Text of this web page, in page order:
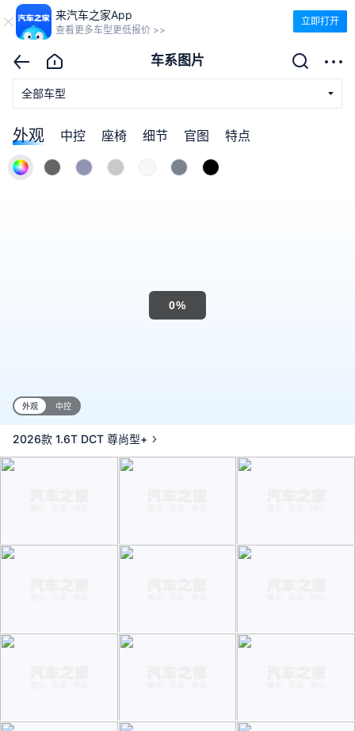
来汽车之家App
查看更多车型更低报价 >>
立即打开
车系图片
全部车型
外观 中控 座椅 细节 官图 特点
外观 中控
2026款 1.6T DCT 尊尚型+